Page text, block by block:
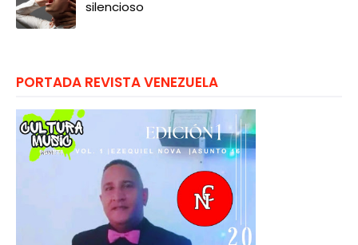
silencioso
PORTADA REVISTA VENEZUELA